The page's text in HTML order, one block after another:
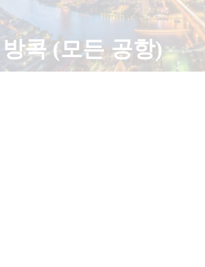
방콕 (모든 공항)